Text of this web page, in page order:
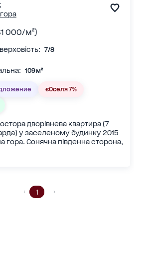
000/м²)
7/8
109 м²
єОселя 7%
дворівнева квартира (7
у заселеному будинку 2015
гора. Сонячна південна сторона,
1